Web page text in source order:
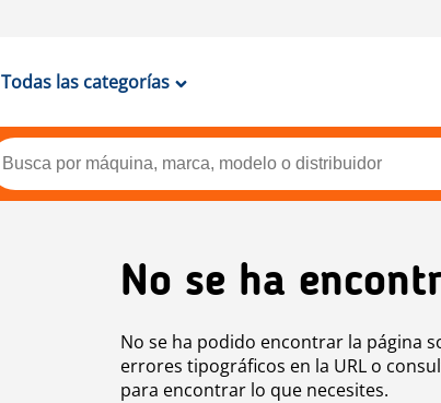
Todas las categorías
No se ha
No se ha podido encontrar la página
errores tipográficos en la URL o
para encontrar lo que necesites.